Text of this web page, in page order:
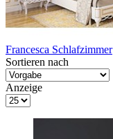
Francesca Schlafzimmer
Sortieren nach
Anzeige